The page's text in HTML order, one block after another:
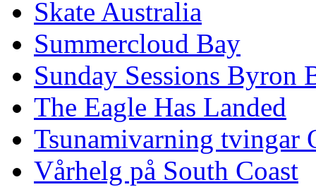
Skate Australia
Summercloud Bay
Sunday Sessions Byron
The Eagle Has Landed
Tsunamivarning tvingar
Vårhelg på South Coast